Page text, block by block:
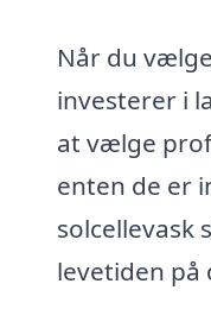
Når du
investerer i
at vælge
enten de er
levetiden på